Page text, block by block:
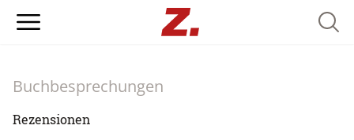
Buchbesprechungen
Rezensionen